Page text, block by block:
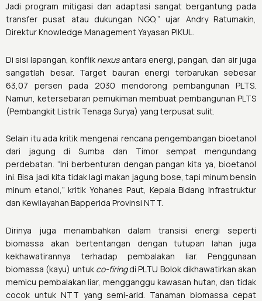
Jadi program mitigasi dan adaptasi sangat bergantung pada
transfer pusat atau dukungan NGO,” ujar Andry Ratumakin,
Direktur Knowledge Management Yayasan PIKUL.
Di sisi lapangan, konflik nexusantara energi, pangan, dan air juga
sangatlah besar. Target bauran energi terbarukan sebesar
63,07 persen pada 2030 mendorong pembangunan PLTS.
Namun, ketersebaran pemukiman membuat pembangunan PLTS
(Pembangkit Listrik Tenaga Surya) yang terpusat sulit.
Selain itu ada kritik mengenai rencana pengembangan bioetanol
dari jagung di Sumba dan Timor sempat mengundang
perdebatan. “Ini berbenturan dengan pangan kita ya, bioetanol
ini. Bisa jadi kita tidak lagi makan jagung bose, tapi minum bensin
minum etanol,” kritikYohanes Paut, Kepala Bidang Infrastruktur
dan Kewilayahan Bapperida Provinsi NTT.
Dirinya juga menambahkan dalam transisi energi seperti
biomassa akan bertentangan dengan tutupan lahan juga
kekhawatirannya terhadap pembalakan liar. Penggunaan
biomassa (kayu) untuk co-firingdi PLTU Bolok dikhawatirkan akan
memicu pembalakan liar, mengganggu kawasan hutan, dan tidak
cocok untuk NTT yang semi-arid. Tanaman biomassa cepat